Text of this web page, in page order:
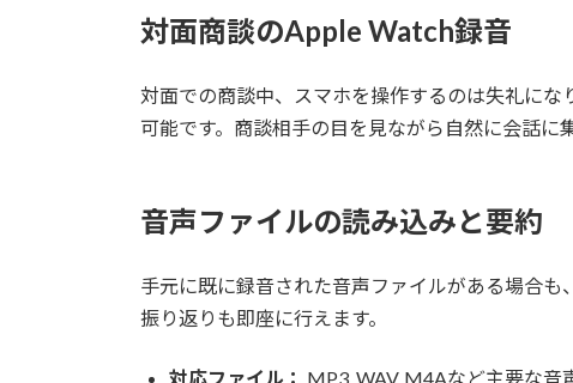
対面商談のApple Watch録音
対面での商談中、スマホを操作するのは失礼に
可能です。商談相手の目を見ながら自然に会話に
音声ファイルの読み込みと要約
手元に既に録音された音声ファイルがある場合
振り返りも即座に行えます。
対応ファイル： MP3, WAV, M4Aなど主要な音